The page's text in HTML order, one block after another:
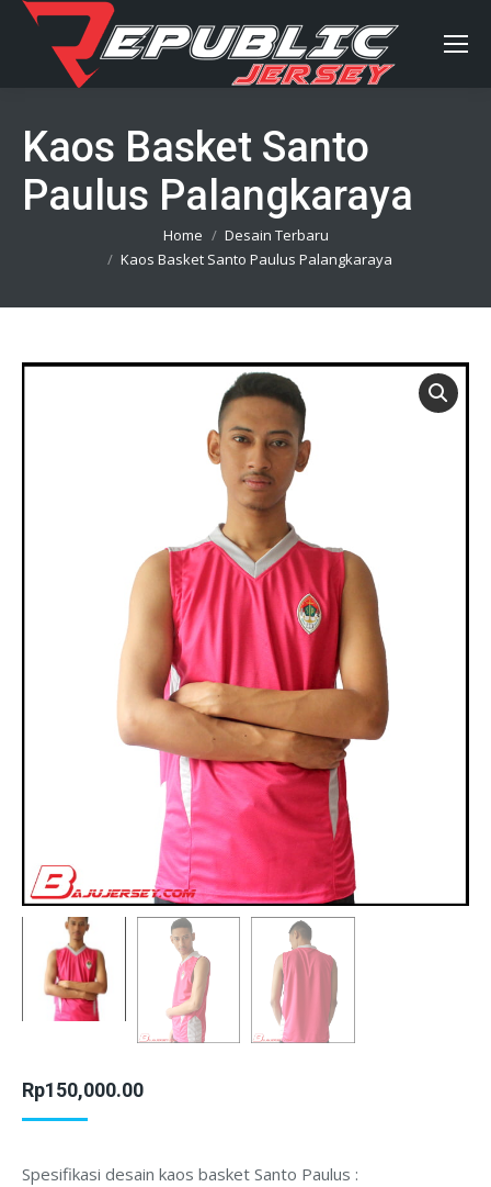
Kaos Basket Santo
Paulus Palangkaraya
Home
Desain Terbaru
Kaos Basket Santo Paulus Palangkaraya
Rp150,000.00
Spesifikasi desain kaos basket Santo Paulus :